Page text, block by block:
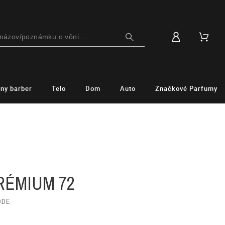
barber Telo Dom Auto Značkové Parfumy
72